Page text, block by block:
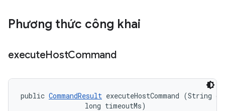
Phương thức công khai
executeHostCommand
public CommandResult executeHostCommand (String
                long timeoutMs)